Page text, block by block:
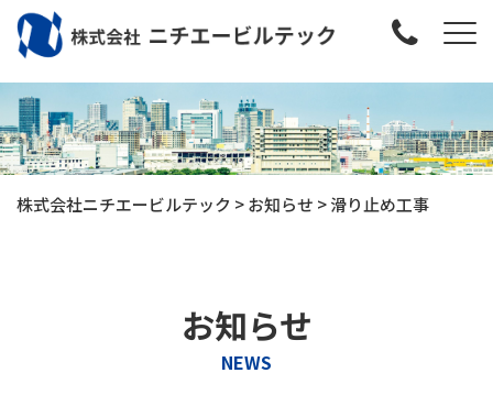
株式会社ニチエービルテック >お知らせ >滑り止め工事
お知らせ
NEWS